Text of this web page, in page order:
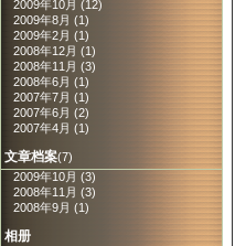
2009年10月 (12)
2009年8月 (1)
2009年2月 (1)
2008年12月 (1)
2008年11月 (3)
2008年6月 (1)
2007年7月 (1)
2007年6月 (2)
2007年4月 (1)
文章档案(7)
2009年10月 (3)
2008年11月 (3)
2008年9月 (1)
相册